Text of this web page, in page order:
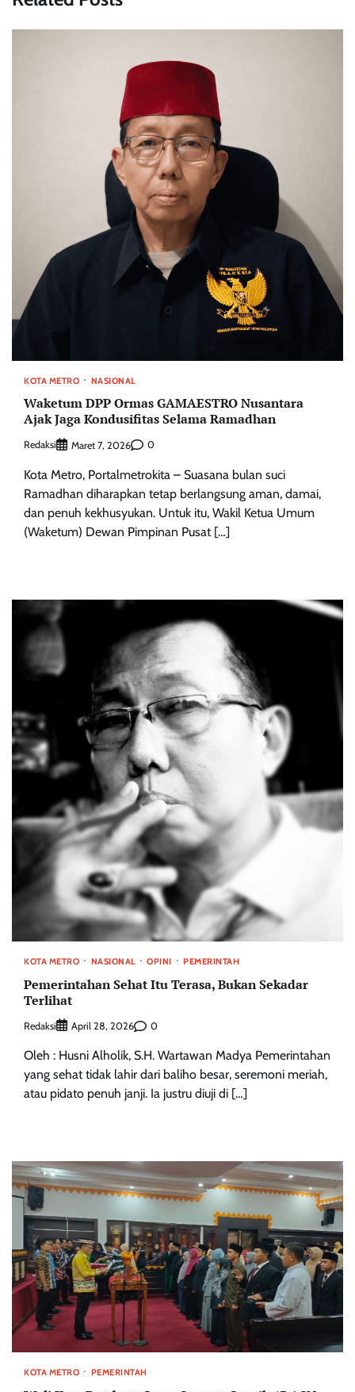
KOTA METRO NASIONAL
Waketum DPP Ormas GAMAESTRO Nusantara
Ajak Jaga Kondusifitas Selama Ramadhan
Redaksi Maret 7, 2026 0
Kota Metro, Portalmetrokita – Suasana bulan suci
Ramadhan diharapkan tetap berlangsung aman, damai,
dan penuh kekhusyukan. Untuk itu, Wakil Ketua Umum
(Waketum) Dewan Pimpinan Pusat […]
KOTA METRO NASIONAL OPINI PEMERINTAH
Pemerintahan Sehat Itu Terasa, Bukan Sekadar
Terlihat
Redaksi April 28, 2026 0
Oleh : Husni Alholik, S.H. Wartawan Madya Pemerintahan
yang sehat tidak lahir dari baliho besar, seremoni meriah,
atau pidato penuh janji. Ia justru diuji di […]
KOTA METRO PEMERINTAH